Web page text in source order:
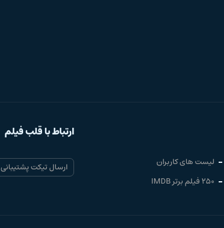
لیست های کاربران
250 فیلم برتر IMDB
ارتباط با قلب فیلم
ارسال تیکت پشتیبانی